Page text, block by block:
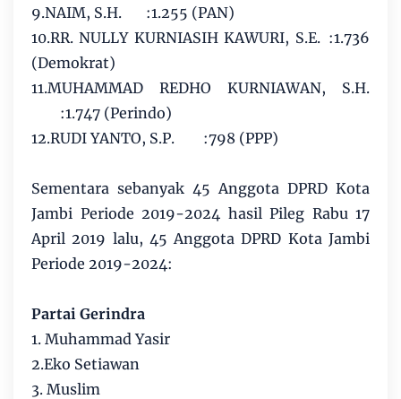
9.NAIM, S.H.
:1.255 (PAN)
10.RR. NULLY KURNIASIH KAWURI, S.E. :1.736
(Demokrat)
11.MUHAMMAD REDHO KURNIAWAN, S.H.
:1.747 (Perindo)
12.RUDI YANTO, S.P.
:798 (PPP)
Sementara sebanyak 45 Anggota DPRD Kota
Jambi Periode 2019-2024 hasil Pileg Rabu 17
April 2019 lalu, 45 Anggota DPRD Kota Jambi
Periode 2019-2024:
Partai Gerindra
1. Muhammad Yasir
2.Eko Setiawan
3. Muslim